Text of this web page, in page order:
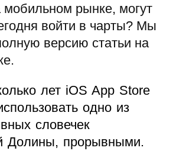
рынке, могут
войти в чарты? Мы
версию статьи на
лет iOS App Store
одно из
словечек
Долины, прорывными.